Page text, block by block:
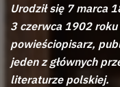
Urodził się 7 marca
3 czerwca 1902
powieściopisarz,
jeden z głównych
literaturze polskiej.